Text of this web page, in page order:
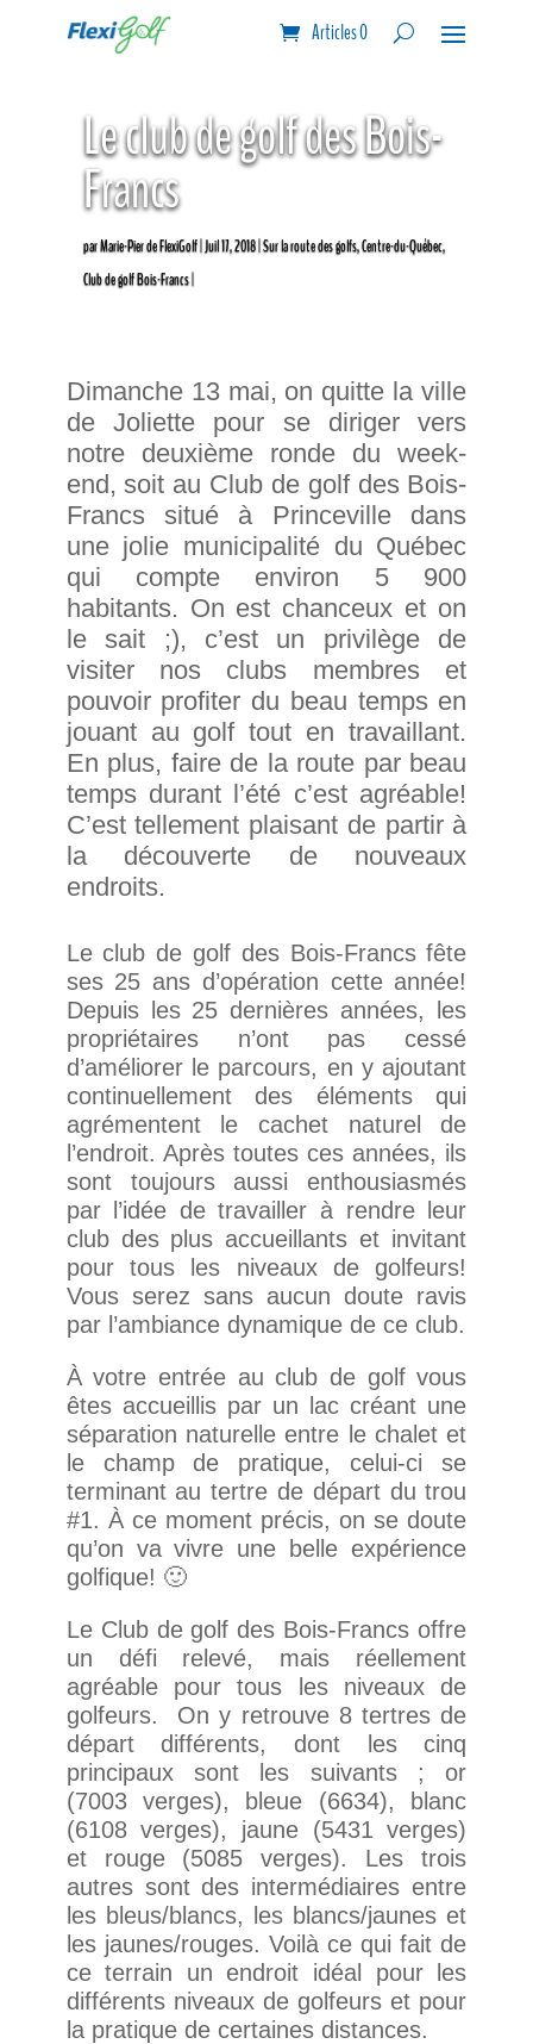
Articles 0
Le club de golf des Bois-
Francs
parMarie-Pier de FlexiGolf Juil 17, 2018 Sur la route des golfs,Centre-du-Québec,
Club de golf Bois-Francs
Dimanche 13 mai, on quitte la ville
de Joliette pour se diriger vers
notre deuxième ronde du week-
end, soit au Club de golf des Bois-
Francs situé à Princeville dans
une jolie municipalité du Québec
qui compte environ 5 900
habitants. On est chanceux et on
le sait ;), c’est un privilège de
visiter nos clubs membres et
pouvoir profiter du beau temps en
jouant au golf tout en travaillant.
En plus, faire de la route par beau
temps durant l’été c’est agréable!
C’est tellement plaisant de partir à
la découverte de nouveaux
endroits.
Le club de golf des Bois-Francs fête
ses 25 ans d’opération cette année!
Depuis les 25 dernières années, les
propriétaires n’ont pas cessé
d’améliorer le parcours, en y ajoutant
continuellement des éléments qui
agrémentent le cachet naturel de
l’endroit. Après toutes ces années, ils
sont toujours aussi enthousiasmés
par l’idée de travailler à rendre leur
club des plus accueillants et invitant
pour tous les niveaux de golfeurs!
Vous serez sans aucun doute ravis
par l’ambiance dynamique de ce club.
À votre entrée au club de golf vous
êtes accueillis par un lac créant une
séparation naturelle entre le chalet et
le champ de pratique, celui-ci se
terminant au tertre de départ du trou
#1. À ce moment précis, on se doute
qu’on va vivre une belle expérience
golfique! 🙂
Le Club de golf des Bois-Francs offre
un défi relevé, mais réellement
agréable pour tous les niveaux de
golfeurs. On y retrouve 8 tertres de
départ différents, dont les cinq
principaux sont les suivants ; or
(7003 verges), bleue (6634), blanc
(6108 verges), jaune (5431 verges)
et rouge (5085 verges). Les trois
autres sont des intermédiaires entre
les bleus/blancs, les blancs/jaunes et
les jaunes/rouges. Voilà ce qui fait de
ce terrain un endroit idéal pour les
différents niveaux de golfeurs et pour
la pratique de certaines distances.